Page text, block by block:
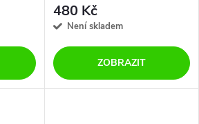
480 Kč
Není skladem
ZOBRAZIT